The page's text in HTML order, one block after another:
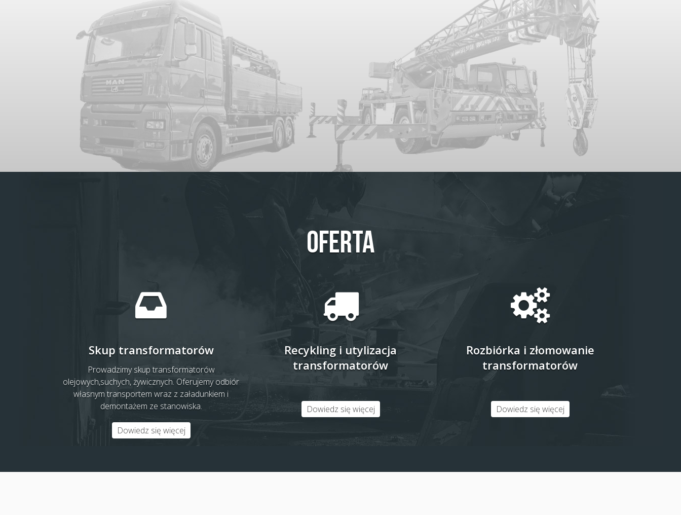
Oferta
Skup transformatorów
Prowadzimy skup transformatorów
olejowych,suchych, żywicznych. Oferujemy odbiór
własnym transportem wraz z załadunkiem i
demontażem ze stanowiska.
Dowiedz się więcej
Recykling i utylizacja
transformatorów
Dowiedz się więcej
Rozbiórka i złomowanie
transformatorów
Dowiedz się więcej